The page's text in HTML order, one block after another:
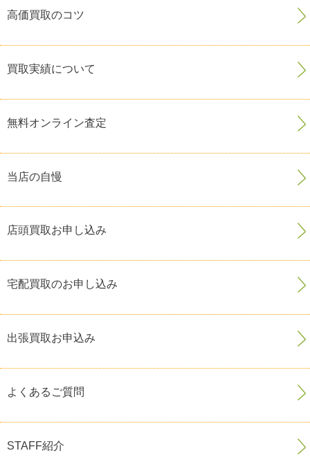
高価買取のコツ
買取実績について
無料オンライン査定
当店の自慢
店頭買取お申し込み
宅配買取のお申し込み
出張買取お申込み
よくあるご質問
STAFF紹介